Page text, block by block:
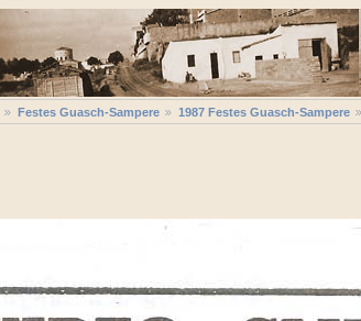
Festes Guasch-Sampere 1987 Festes Guasch-Sampere